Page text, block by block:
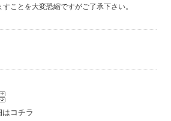
ことを大変恐縮ですがご了承下さい。
コチラ